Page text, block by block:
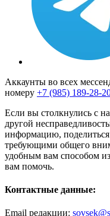
Аккаунты во всех
номеру +7 (985) 189-28-
Если вы столкнулись с
другой
информацию,
требующими общего
удобным вам способом
вам помочь.
Контактные данные:
Email редакции: